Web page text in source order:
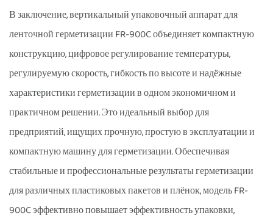
В заключение, вертикальный упаковочный аппарат для
ленточной герметизации FR-900C объединяет компактную
конструкцию, цифровое регулирование температуры,
регулируемую скорость, гибкость по высоте и надёжные
характеристики герметизации в одном экономичном и
практичном решении. Это идеальный выбор для
предприятий, ищущих прочную, простую в эксплуатации и
компактную машину для герметизации. Обеспечивая
стабильные и профессиональные результаты герметизации
для различных пластиковых пакетов и плёнок, модель FR-
900C эффективно повышает эффективность упаковки,